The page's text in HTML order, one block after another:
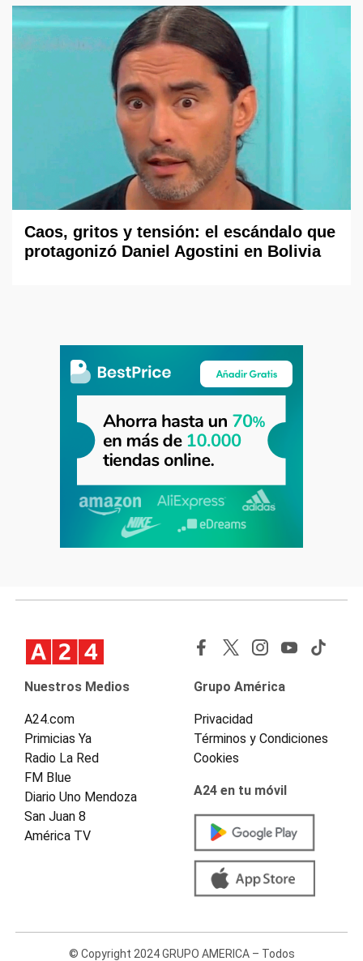
Caos, gritos y tensión: el escándalo que
protagonizó Daniel Agostini en Bolivia
Nuestros Medios
A24.com
Primicias Ya
Radio La Red
FM Blue
Diario Uno Mendoza
San Juan 8
América TV
Grupo América
Privacidad
Términos y Condiciones
Cookies
A24 en tu móvil
© Copyright 2024 GRUPO AMERICA – Todos